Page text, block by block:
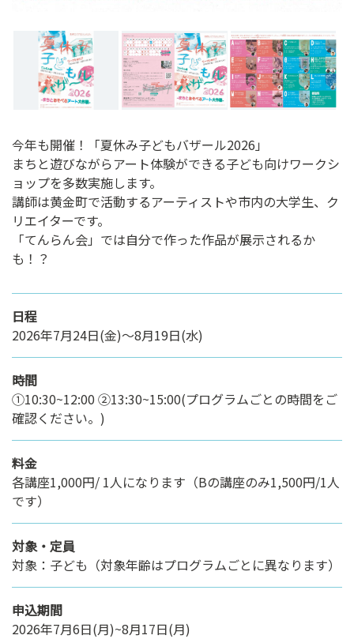
今年も開催！「夏休み子どもバザール2026」
まちと遊びながらアート体験ができる子ども向けワークシ
ョップを多数実施します。
講師は黄金町で活動するアーティストや市内の大学生、ク
リエイターです。
「てんらん会」では自分で作った作品が展示されるか
も！？
日程
2026年7月24日(金)〜8月19日(水)
時間
①10:30~12:00 ②13:30~15:00(プログラムごとの時間をご
確認ください。)
料金
各講座1,000円/ 1人になります（Bの講座のみ1,500円/1人
です）
対象・定員
対象：子ども（対象年齢はプログラムごとに異なります）
申込期間
2026年7月6日(月)~8月17日(月)